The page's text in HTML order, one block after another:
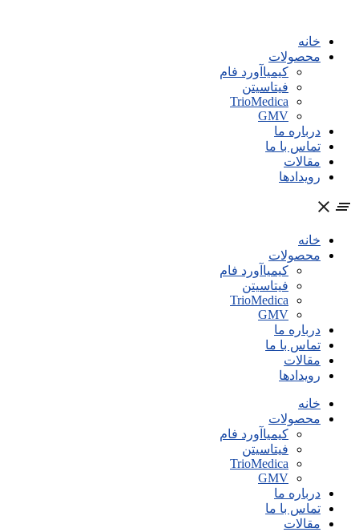
محتوا
خانه
محصولات
کیمیاآورد فام
فیتاسیتن
TrioMedica
GMV
درباره ما
تماس با ما
مقالات
رویدادها
خانه
محصولات
کیمیاآورد فام
فیتاسیتن
TrioMedica
GMV
درباره ما
تماس با ما
مقالات
رویدادها
خانه
محصولات
کیمیاآورد فام
فیتاسیتن
TrioMedica
GMV
درباره ما
تماس با ما
مقالات